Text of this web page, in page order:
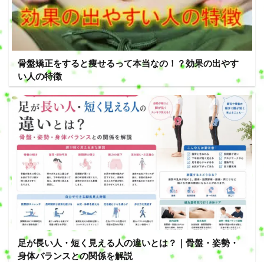
骨盤矯正をすると痩せるって本当なの！？効果の出やす
い人の特徴
足が長い人・短く見える人の違いとは？｜骨盤・姿勢・
身体バランスとの関係を解説